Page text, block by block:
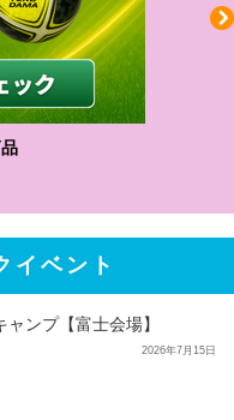
イベント
ンプ【富士会場】
2026年7月15日